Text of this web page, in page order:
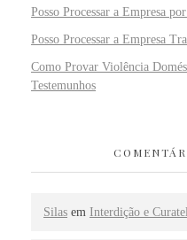
Posso Processar a Empresa
Posso Processar a Empresa
Como Provar Violência
Testemunhos
Silas em Interdição e